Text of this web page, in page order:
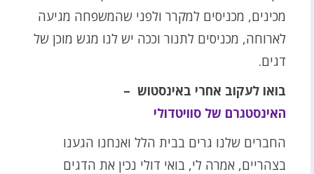
מכינים, מכניסים למקרר ולפני שהמשפחה מגיעה
לארוחה, מכניסים לתנור וככה יש לנו מגש מוכן של
דגים.
בואו לעקוב אחרי באינסטוש –
האינסטגרם של סוויטדולי
החברים שלנו גרים בבית הלל ואנחנו הגענו
בצהריים, אמרה לי, בואי דולי נכין את הדגים